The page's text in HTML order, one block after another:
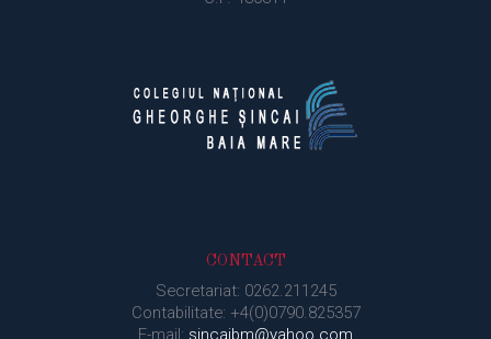
CONTACT
Secretariat: 0262.211245
Contabilitate: +4(0)0790.825357
E-mail: sincaibm@yahoo.com